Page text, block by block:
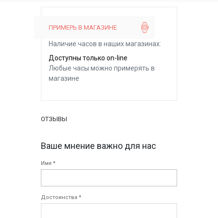
ПРИМЕРЬ В МАГАЗИНЕ
Наличие часов в наших магазинах:
Доступны только on-line
Любые часы можно примерять в
магазине
ОТЗЫВЫ
Ваше мнение важно для нас
Имя *
Достоинства *